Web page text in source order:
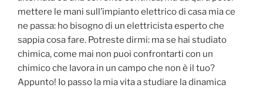
mettere le mani sull’impianto elettrico di casa mia ce
ne passa: ho bisogno di un elettricista esperto che
sappia cosa fare. Potreste dirmi: ma se hai studiato
chimica, come mai non puoi confrontarti con un
chimico che lavora in un campo che non è il tuo?
Appunto! Io passo la mia vita a studiare la dinamica